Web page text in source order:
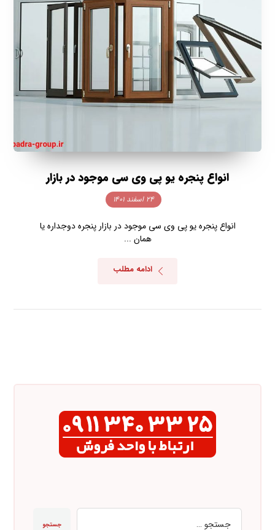
انواع پنجره یو پی وی سی موجود در بازار
۲۴ اسفند ۱۴۰۱
انواع پنجره یو پی وی سی موجود در بازار پنجره دوجداره یا
همان ...
ادامه مطلب
جستجو